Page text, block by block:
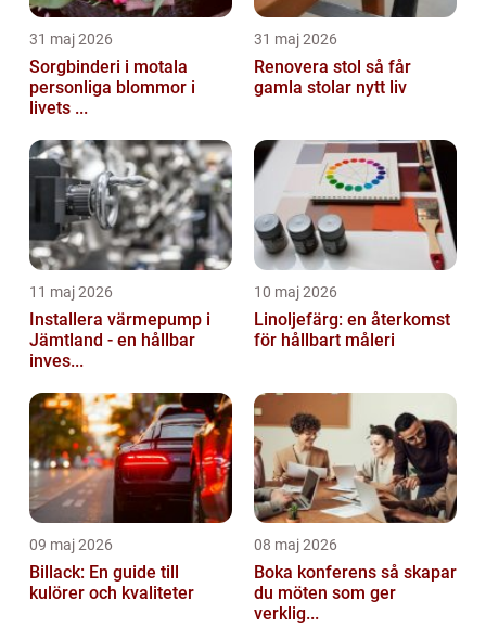
31 maj 2026
Sorgbinderi i motala
personliga blommor i
livets ...
31 maj 2026
Renovera stol så får
gamla stolar nytt liv
11 maj 2026
Installera värmepump i
Jämtland - en hållbar
inves...
10 maj 2026
Linoljefärg: en återkomst
för hållbart måleri
09 maj 2026
Billack: En guide till
kulörer och kvaliteter
08 maj 2026
Boka konferens så skapar
du möten som ger
verklig...